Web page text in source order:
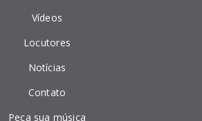
Vídeos
Locutores
Notícias
Contato
Peça sua música